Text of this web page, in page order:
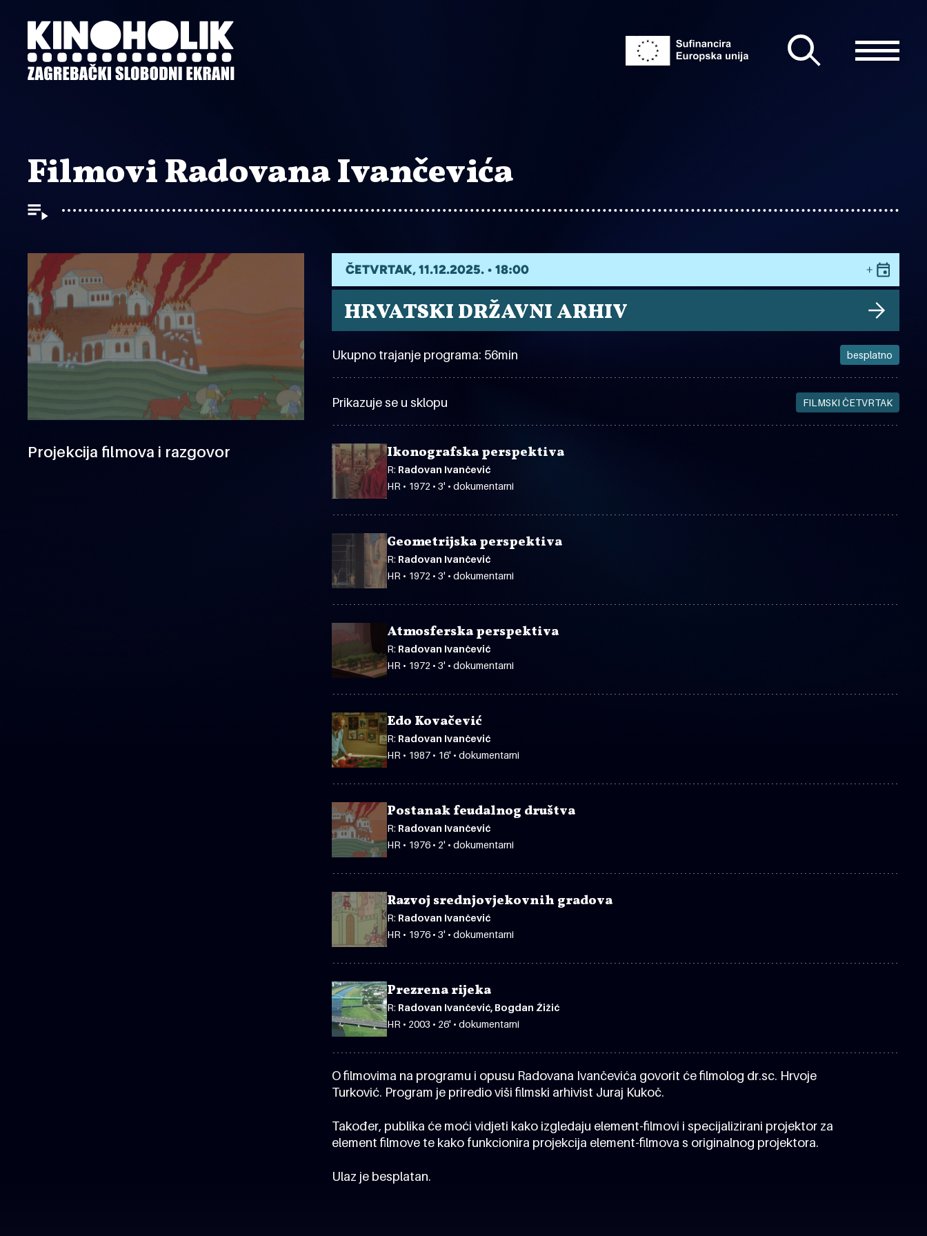
sadržaj
Filmovi Radovana Ivančevića
Projekcija filmova i razgovor
ČETVRTAK, 11.12.2025. • 18:00
HRVATSKI DRŽAVNI ARHIV
Ukupno trajanje programa: 56min besplatno
Prikazuje se u sklopu FILMSKI ČETVRTAK
Ikonografska perspektiva
R: Radovan Ivančević
HR • 1972 • 3' • dokumentarni
Geometrijska perspektiva
R: Radovan Ivančević
HR • 1972 • 3' • dokumentarni
Atmosferska perspektiva
R: Radovan Ivančević
HR • 1972 • 3' • dokumentarni
Edo Kovačević
R: Radovan Ivančević
HR • 1987 • 16' • dokumentarni
Postanak feudalnog društva
R: Radovan Ivančević
HR • 1976 • 2' • dokumentarni
Razvoj srednjovjekovnih gradova
R: Radovan Ivančević
HR • 1976 • 3' • dokumentarni
Prezrena rijeka
R: Radovan Ivančević, Bogdan Žižić
HR • 2003 • 26' • dokumentarni
O filmovima na programu i opusu Radovana Ivančevića govorit će filmolog dr.sc. Hrvoje
Turković. Program je priredio viši filmski arhivist Juraj Kukoč.
Također, publika će moći vidjeti kako izgledaju element-filmovi i specijalizirani projektor za
element filmove te kako funkcionira projekcija element-filmova s originalnog projektora.
Ulaz je besplatan.